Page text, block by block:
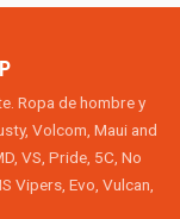
Ropa de hombre y
Volcom, Maui and
VS, Pride, 5C, No
Vipers, Evo, Vulcan,